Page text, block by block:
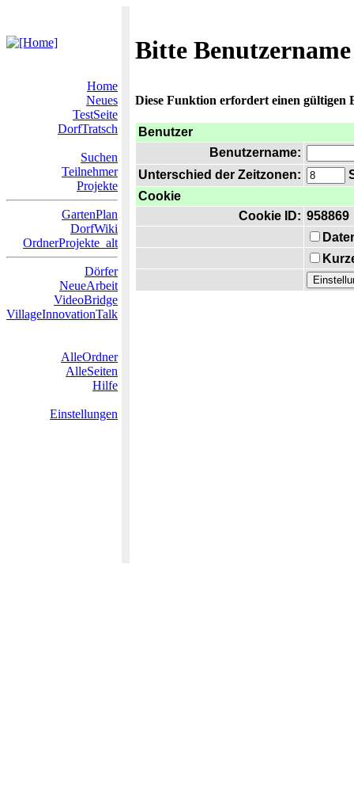
Bitte
Home
Neues
TestSeite
DorfTratsch
Suchen
Teilnehmer
Projekte
GartenPlan
DorfWiki
OrdnerProjekte_alt
Dörfer
NeueArbeit
VideoBridge
VillageInnovationTalk
AlleOrdner
AlleSeiten
Hilfe
Einstellungen
Diese Funktion erfordert einen gültigen
Benutzer
Benutzername:
Unterschied der Zeitzonen:
Cookie
Cookie ID: 958869